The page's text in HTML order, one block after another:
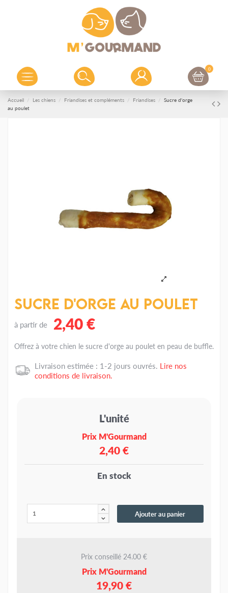
0
Accueil Les chiens Friandises et compléments Friandises
Sucre d'orge
au poulet
Sucre d'orge au poulet
à partir de 2,40 €
Offrez à votre chien le sucre d'orge au poulet en peau de buffle.
Livraison estimée : 1-2 jours ouvrés. Lire nos
conditions de livraison.
L'unité
Prix M'Gourmand
2,40 €
En stock
Ajouter au panier
Prix conseillé 24.00 €
Prix M'Gourmand
19,90 €